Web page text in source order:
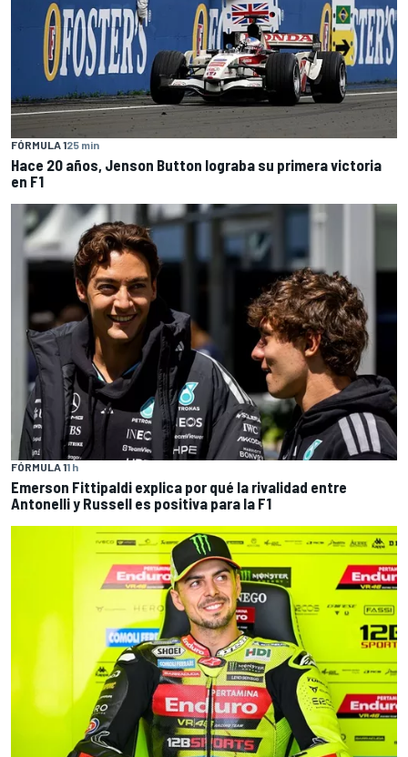
FÓRMULA 125 min
Hace 20 años, Jenson Button lograba su primera victoria
en F1
FÓRMULA 11 h
Emerson Fittipaldi explica por qué la rivalidad entre
Antonelli y Russell es positiva para la F1